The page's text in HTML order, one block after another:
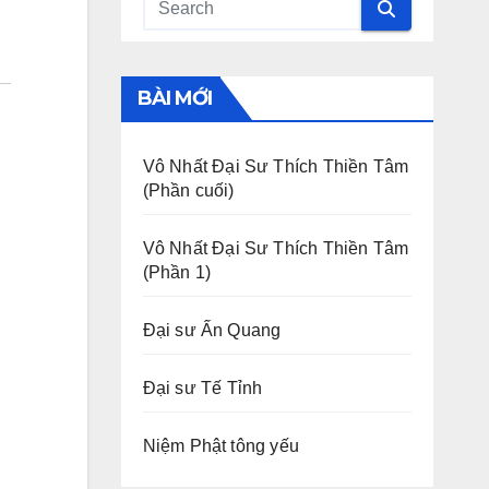
BÀI MỚI
Vô Nhất Đại Sư Thích Thiền Tâm
(Phần cuối)
Vô Nhất Đại Sư Thích Thiền Tâm
(Phần 1)
Đại sư Ấn Quang
Đại sư Tế Tỉnh
Niệm Phật tông yếu